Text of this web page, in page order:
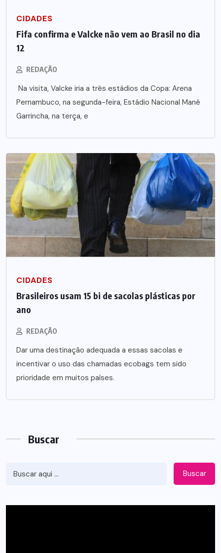
CIDADES
Fifa confirma e Valcke não vem ao Brasil no dia
12
REDAÇÃO
Na visita, Valcke iria a três estádios da Copa: Arena
Pernambuco, na segunda-feira, Estádio Nacional Mané
Garrincha, na terça, e
CIDADES
Brasileiros usam 15 bi de sacolas plásticas por
ano
REDAÇÃO
Dar uma destinação adequada a essas sacolas e
incentivar o uso das chamadas ecobags tem sido
prioridade em muitos países.
Buscar
Buscar